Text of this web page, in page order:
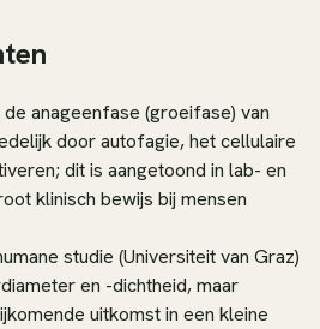
anageenfase (groeifase) van
door autofagie, het cellulaire
dit is aangetoond in lab- en
klinisch bewijs bij mensen
studie (Universiteit van Graz)
en -dichtheid, maar
uitkomst in een kleine